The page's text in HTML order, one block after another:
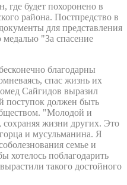
где будет похоронено в
района. Постпредство в
для представления
"За спасение
благодарны
спас жизнь их
Сайгидов выразил
поступок должен быть
"Молодой и
жизни других. Это
и мусульманина. Я
семье и
хотелось поблагодарить
такого достойного